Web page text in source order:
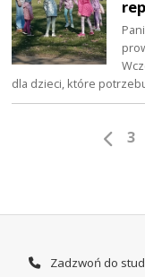
dla dzieci, które
3
Zadzwoń do